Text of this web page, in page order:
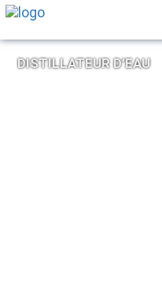
DISTILLATEUR D’EAU